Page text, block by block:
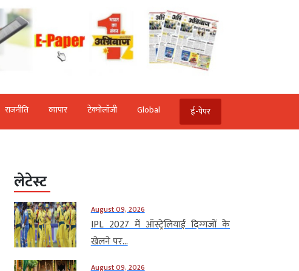
राजनीति व्‍यापार टेक्‍नोलॉजी Global ई-पेपर
लेटेस्ट
August 09, 2026
IPL 2027 में ऑस्ट्रेलियाई दिग्गजों के
खेलने पर...
August 09, 2026